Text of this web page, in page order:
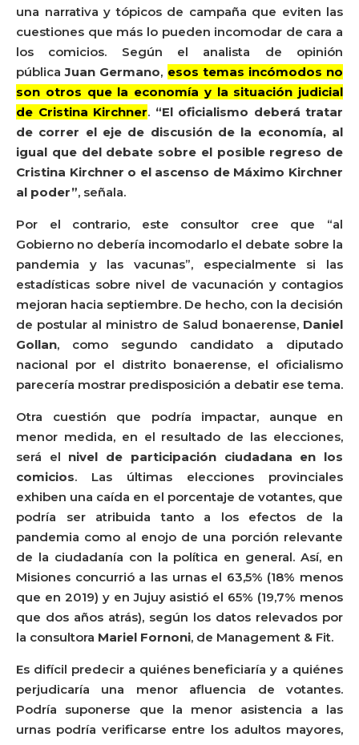
una narrativa y tópicos de campaña que eviten las
cuestiones que más lo pueden incomodar de cara a
los comicios. Según el analista de opinión
públicaJuan Germano, esos temas incómodos no
son otros que la economía y la situación judicial
de Cristina Kirchner. “El oficialismo deberá tratar
de correr el eje de discusión de la economía, al
igual que del debate sobre el posible regreso de
Cristina Kirchner o el ascenso de Máximo Kirchner
al poder”, señala.
Por el contrario, este consultor cree que “al
Gobierno no debería incomodarlo el debate sobre la
pandemia y las vacunas”, especialmente si las
estadísticas sobre nivel de vacunación y contagios
mejoran hacia septiembre. De hecho, con la decisión
de postular al ministro de Salud bonaerense, Daniel
Gollan, como segundo candidato a diputado
nacional por el distrito bonaerense, el oficialismo
parecería mostrar predisposición a debatir ese tema.
Otra cuestión que podría impactar, aunque en
menor medida, en el resultado de las elecciones,
será el nivel de participación ciudadana en los
comicios. Las últimas elecciones provinciales
exhiben una caída en el porcentaje de votantes, que
podría ser atribuida tanto a los efectos de la
pandemia como al enojo de una porción relevante
de la ciudadanía con la política en general. Así, en
Misiones concurrió a las urnas el 63,5% (18% menos
que en 2019) y en Jujuy asistió el 65% (19,7% menos
que dos años atrás), según los datos relevados por
la consultora Mariel Fornoni, de Management & Fit.
Es difícil predecir a quiénes beneficiaría y a quiénes
perjudicaría una menor afluencia de votantes.
Podría suponerse que la menor asistencia a las
urnas podría verificarse entre los adultos mayores,